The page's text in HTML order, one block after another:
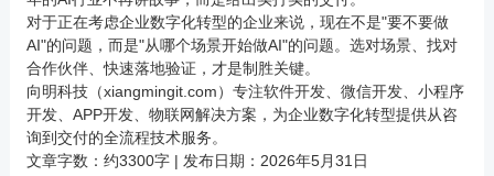
对于正在考虑企业数字化转型的企业来说，现在不是"要不要做
AI"的问题，而是"从哪个场景开始做AI"的问题。选对场景、找对
合作伙伴、快速落地验证，才是制胜关键。
向明科技（xiangmingit.com）专注软件开发、微信开发、小程序
开发、 APP开发、物联网解决方案，为企业数字化转型提供从咨
询到交付的全流程技术服务。
文章字数：约3300字 | 发布日期：2026年5月31日